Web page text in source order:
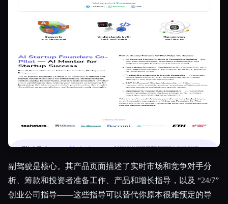
副驾驶是核心。其产品页面描述了实时市场和竞争对手分
析、筹款和投资者准备工作、产品和增长指导，以及 “24/7”
创业公司指导——这些指导可以替代你原本很难预定的导